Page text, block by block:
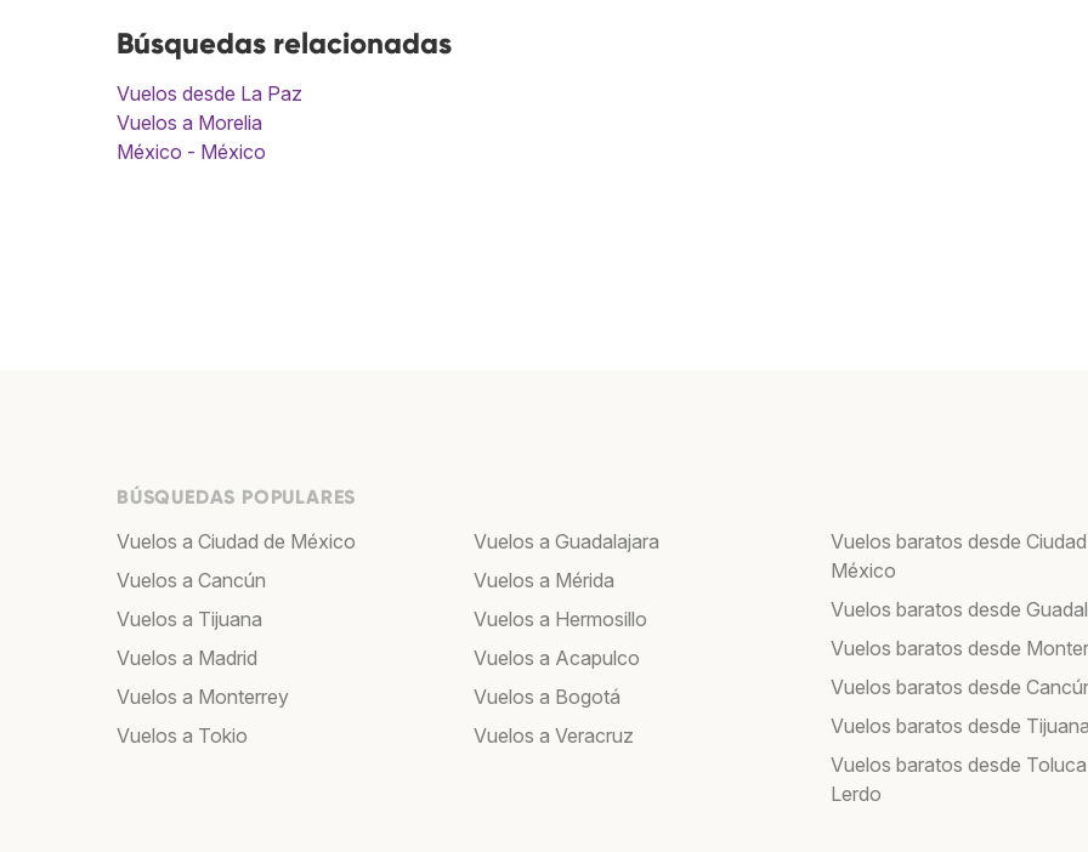
Búsquedas relacionadas
Vuelos desde La Paz
Vuelos a Morelia
México - México
BÚSQUEDAS POPULARES
Vuelos a Ciudad de México
Vuelos a Cancún
Vuelos a Tijuana
Vuelos a Madrid
Vuelos a Monterrey
Vuelos a Tokio
Vuelos a Guadalajara
Vuelos a Mérida
Vuelos a Hermosillo
Vuelos a Acapulco
Vuelos a Bogotá
Vuelos a Veracruz
Vuelos baratos desde
México
Vuelos baratos desde
Vuelos baratos desde
Vuelos baratos desde
Vuelos baratos desde
Vuelos baratos desde
Lerdo